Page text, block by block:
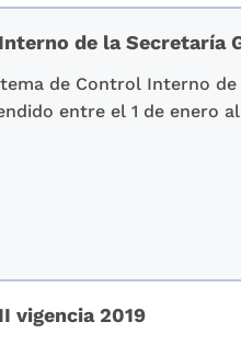
de la Secretaría
de Control Interno
entre el 1 de enero
vigencia 2019